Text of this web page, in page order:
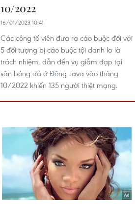
10/2022
16/01/2023 10:41
Các công tố viên đưa ra cáo buộc đối với
5 đối tượng bị cáo buộc tội danh lơ là
trách nhiệm, dẫn đến vụ giẫm đạp tại
sân bóng đá ở Đông Java vào tháng
10/2022 khiến 135 người thiệt mạng.